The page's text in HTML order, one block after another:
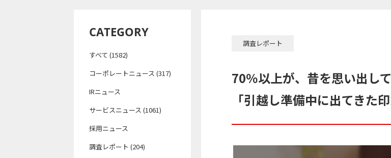
CATEGORY
すべて (1582)
コーポレートニュース (317)
IRニュース
サービスニュース (1061)
採用ニュース
調査レポート (204)
調査レポート
70％以上が、昔を思い出し
「引越し準備中に出てきた